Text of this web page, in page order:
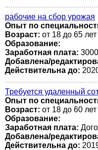
рабочие на сбор урожая
Опыт по
Возраст: от 18 до 65 лет
Образование:
Заработная плата:
Добавлена/
Действительна до:
Требуется удаленный
Опыт по
Возраст: от 18 до 60 лет
Образование:
Заработная плата:
Добавлена/
Действительна до: